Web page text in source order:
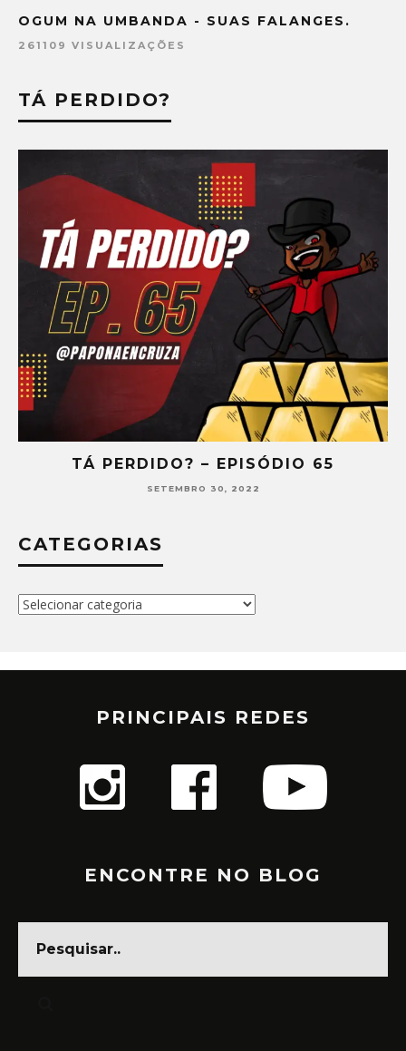
OGUM NA UMBANDA - SUAS FALANGES.
261109 VISUALIZAÇÕES
TÁ PERDIDO?
TÁ PERDIDO? – EPISÓDIO 65
SETEMBRO 30, 2022
CATEGORIAS
Categorias
PRINCIPAIS REDES
ENCONTRE NO BLOG